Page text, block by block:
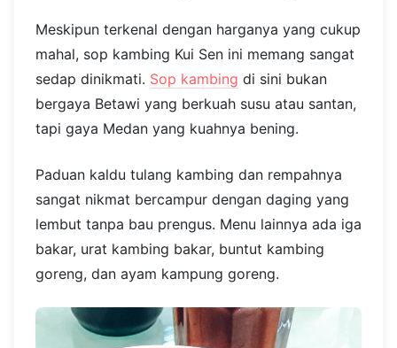
Meskipun terkenal dengan harganya yang cukup
mahal, sop kambing Kui Sen ini memang sangat
sedap dinikmati. Sop kambing di sini bukan
bergaya Betawi yang berkuah susu atau santan,
tapi gaya Medan yang kuahnya bening.
Paduan kaldu tulang kambing dan rempahnya
sangat nikmat bercampur dengan daging yang
lembut tanpa bau prengus. Menu lainnya ada iga
bakar, urat kambing bakar, buntut kambing
goreng, dan ayam kampung goreng.